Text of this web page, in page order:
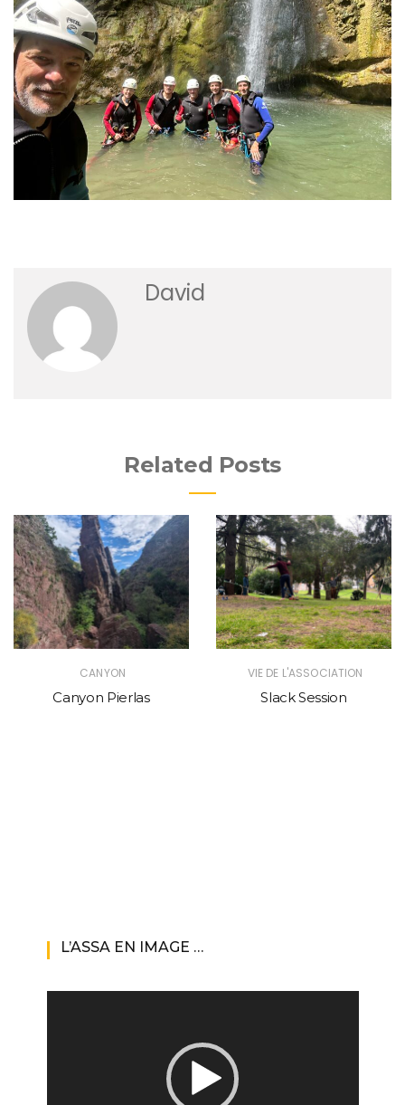
David
Related Posts
CANYON
Canyon Pierlas
VIE DE L'ASSOCIATION
Slack Session
L’ASSA EN IMAGE …